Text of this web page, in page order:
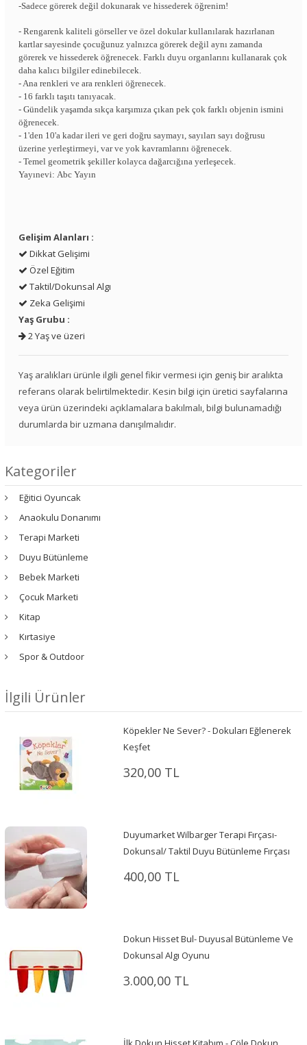
-Sadece görerek değil dokunarak ve hissederek öğrenim!
- Rengarenk kaliteli görseller ve özel dokular kullanılarak hazırlanan
kartlar sayesinde çocuğunuz yalnızca görerek değil aynı zamanda
görerek ve hissederek öğrenecek. Farklı duyu organlarını kullanarak çok
daha kalıcı bilgiler edinebilecek.
- Ana renkleri ve ara renkleri öğrenecek.
- 16 farklı taşıtı tanıyacak.
- Gündelik yaşamda sıkça karşımıza çıkan pek çok farklı objenin ismini
öğrenecek.
- 1'den 10'a kadar ileri ve geri doğru saymayı, sayıları sayı doğrusu
üzerine yerleştirmeyi, var ve yok kavramlarını öğrenecek.
- Temel geometrik şekiller kolayca dağarcığına yerleşecek.
Yayınevi: Abc Yayın
Gelişim Alanları :
Dikkat Gelişimi
Özel Eğitim
Taktil/Dokunsal Algı
Zeka Gelişimi
Yaş Grubu :
2 Yaş ve üzeri
Yaş aralıkları ürünle ilgili genel fikir vermesi için geniş bir aralıkta
referans olarak belirtilmektedir. Kesin bilgi için üretici sayfalarına
veya ürün üzerindeki açıklamalara bakılmalı, bilgi bulunamadığı
durumlarda bir uzmana danışılmalıdır.
Kategoriler
Eğitici Oyuncak
Anaokulu Donanımı
Terapi Marketi
Duyu Bütünleme
Bebek Marketi
Çocuk Marketi
Kitap
Kırtasiye
Spor & Outdoor
İlgili Ürünler
Köpekler Ne Sever? - Dokuları Eğlenerek
Keşfet
320,00 TL
Duyumarket Wilbarger Terapi Fırçası-
Dokunsal/ Taktil Duyu Bütünleme Fırçası
400,00 TL
Dokun Hisset Bul- Duyusal Bütünleme Ve
Dokunsal Algı Oyunu
3.000,00 TL